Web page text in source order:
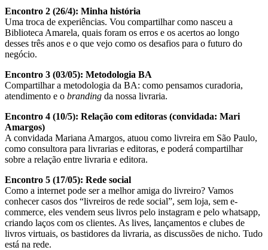
Encontro 2 (26/4): Minha história
Uma troca de experiências. Vou compartilhar como nasceu a
Biblioteca Amarela, quais foram os erros e os acertos ao longo
desses três anos e o que vejo como os desafios para o futuro do
negócio.
Encontro 3 (03/05): Metodologia BA
Compartilhar a metodologia da BA: como pensamos curadoria,
atendimento e o branding da nossa livraria.
Encontro 4 (10/5): Relação com editoras (convidada: Mari
Amargos)
A convidada Mariana Amargos, atuou como livreira em São Paulo,
como consultora para livrarias e editoras, e poderá compartilhar
sobre a relação entre livraria e editora.
Encontro 5 (17/05): Rede social
Como a internet pode ser a melhor amiga do livreiro? Vamos
conhecer casos dos “livreiros de rede social”, sem loja, sem e-
commerce, eles vendem seus livros pelo instagram e pelo whatsapp,
criando laços com os clientes. As lives, lançamentos e clubes de
livros virtuais, os bastidores da livraria, as discussões de nicho. Tudo
está na rede.